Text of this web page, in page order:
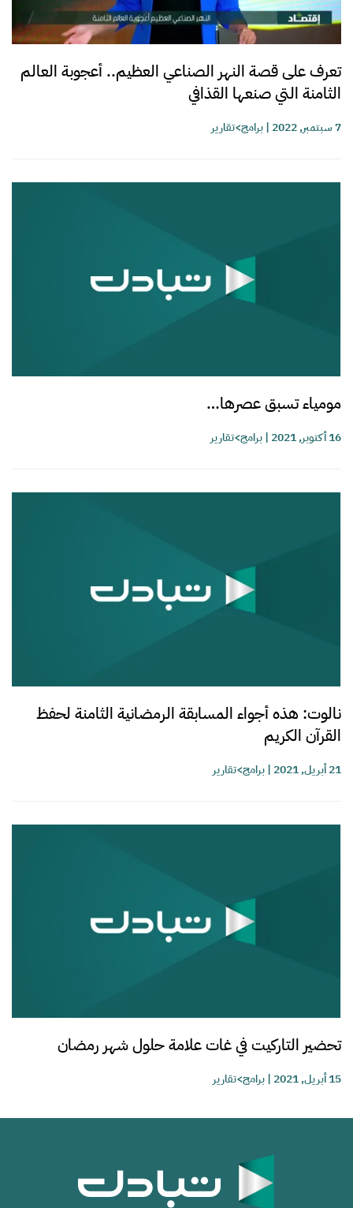
تعرف على قصة النهر الصناعي العظيم.. أعجوبة العالم
الثامنة التي صنعها القذافي
7 سبتمبر, 2022 |برامج>تقارير
مومياء تسبق عصرها…
16 أكتوبر, 2021 |برامج>تقارير
نالوت: هذه أجواء المسابقة الرمضانية الثامنة لحفظ
القرآن الكريم
21 أبريل, 2021 |برامج>تقارير
تحضير التاركيت في غات علامة حلول شهر رمضان
15 أبريل, 2021 |برامج>تقارير